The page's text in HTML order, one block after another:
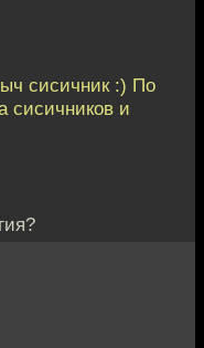
сисичник :) По
сисичников и